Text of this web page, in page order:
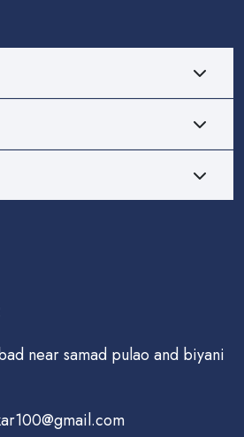
near samad pulao and biyani